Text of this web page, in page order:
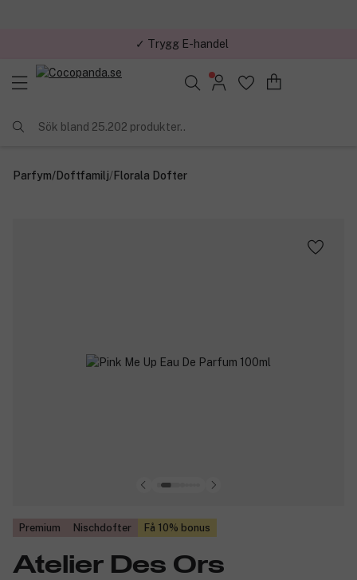
✓ Trygg E-handel
✓ Över 1,5 miljon kunder – Trustpilot 4,7 av 5
Sök bland 25.202 produkter..
Parfym/Doftfamilj/Florala Dofter
Premium Nischdofter Få 10% bonus
Atelier Des Ors